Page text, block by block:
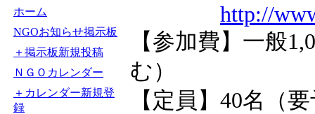
ホーム
NGOお知らせ掲示板
＋掲示板新規投稿
ＮＧＯカレンダー
＋カレンダー新規登
録
http://
【参加費】一般
む）
【定員】40名（